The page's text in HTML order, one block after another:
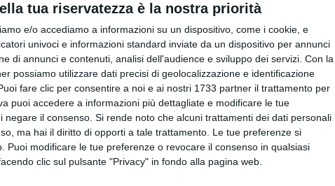
tua riservatezza è la nostra priorità
e/o accediamo a informazioni su un dispositivo, come i cookie, e
univoci e informazioni standard inviate da un dispositivo per annunci
di annunci e contenuti, analisi dell'audience e sviluppo dei servizi. Con la
possiamo utilizzare dati precisi di geolocalizzazione e identificazione
fare clic per consentire a noi e ai nostri 1733 partner il trattamento per
puoi accedere a informazioni più dettagliate e modificare le tue
negare il consenso. Si rende noto che alcuni trattamenti dei dati personali
ma hai il diritto di opporti a tale trattamento. Le tue preferenze si
Puoi modificare le tue preferenze o revocare il consenso in qualsiasi
clic sul pulsante "Privacy" in fondo alla pagina web.
dall'undici visto in campo all'inizio
Nikolaou e Dorval a comporre il
squadra, Braunöder e Pagano ad agire
certa la presenza di Moncini come
Sibilli potrebbe conservare il posto
e così Partipilo. Scalpita per una